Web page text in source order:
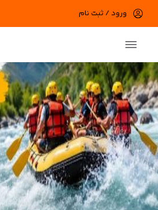
ورود / ثبت نام